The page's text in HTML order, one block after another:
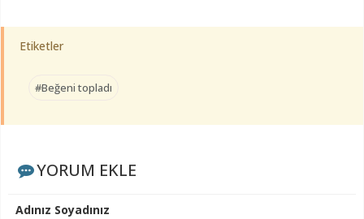
Etiketler
#Beğeni topladı
YORUM EKLE
Adınız Soyadınız